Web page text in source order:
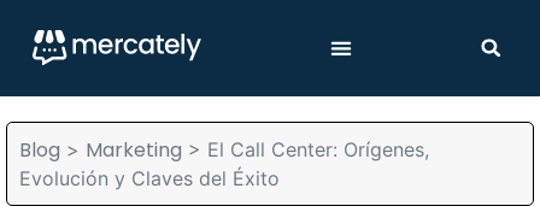
Blog > Marketing > El Call Center: Orígenes,
Evolución y Claves del Éxito